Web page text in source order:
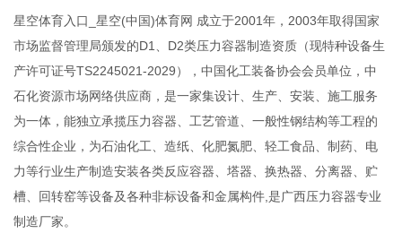
星空体育入口_星空(中国)体育网 成立于2001年，2003年取得国家
市场监督管理局颁发的D1、D2类压力容器制造资质（现特种设备生
产许可证号TS2245021-2029），中国化工装备协会会员单位，中
石化资源市场网络供应商，是一家集设计、生产、安装、施工服务
为一体，能独立承揽压力容器、工艺管道、一般性钢结构等工程的
综合性企业，为石油化工、造纸、化肥氮肥、轻工食品、制药、电
力等行业生产制造安装各类反应容器、塔器、换热器、分离器、贮
槽、回转窑等设备及各种非标设备和金属构件,是广西压力容器专业
制造厂家。